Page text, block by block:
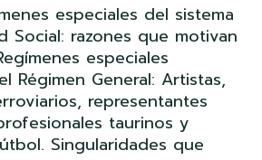
especiales del sistema
Social: razones que motivan
especiales
Régimen General: Artistas,
representantes
taurinos y
Singularidades que